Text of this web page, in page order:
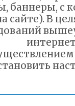
и
баннеры, с
сайте). В